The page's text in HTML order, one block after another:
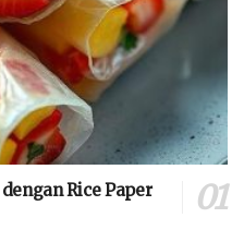
Rice Paper